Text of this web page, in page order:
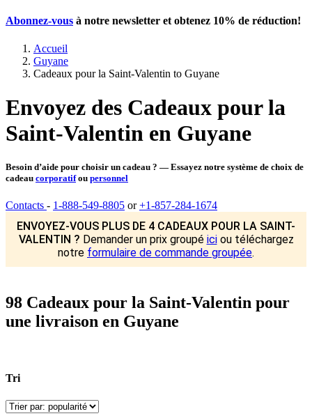
Abonnez-vous à notre newsletter et obtenez 10% de réduction!
Accueil
Guyane
Cadeaux pour la Saint-Valentin to Guyane
Envoyez des Cadeaux pour la
Saint-Valentin en Guyane
Besoin d’aide pour choisir un cadeau ? — Essayez notre système de choix de
cadeau corporatifou personnel
Contacts - 1-888-549-8805 or+1-857-284-1674
ENVOYEZ-VOUS PLUS DE 4 CADEAUX POUR LA SAINT-
VALENTIN ? Demander un prix groupé iciou téléchargez
notre formulaire de commande groupée.
98 Cadeaux pour la Saint-Valentin pour
une livraison en Guyane
Tri